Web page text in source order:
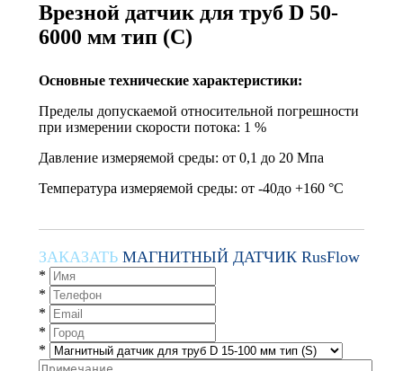
Врезной датчик для труб D 50-
6000 мм тип (С)
Основные технические характеристики:
Пределы допускаемой относительной погрешности
при измерении скорости потока: 1 %
Давление измеряемой среды: от 0,1 до 20 Мпа
Температура измеряемой среды: от -40до +160 °С
ЗАКАЗАТЬ МАГНИТНЫЙ ДАТЧИК RusFlow
*
*
*
*
*